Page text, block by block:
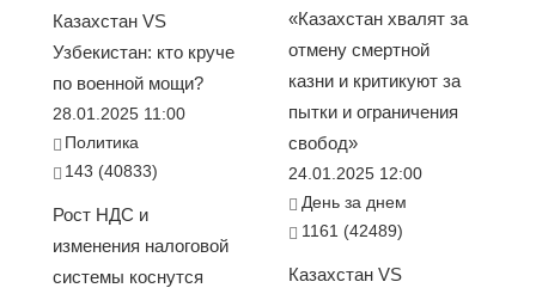
Казахстан VS
Узбекистан: кто круче
по военной мощи?
28.01.2025 11:00
Политика
143 (40833)
Рост НДС и
изменения налоговой
системы коснутся
«Казахстан хвалят за
отмену смертной
казни и критикуют за
пытки и ограничения
свобод»
24.01.2025 12:00
День за днем
1161 (42489)
Казахстан VS